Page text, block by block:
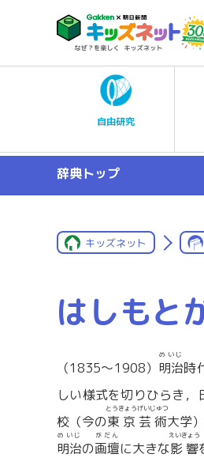
自由研究
辞典トップ
キッズネット
はしもと
（1835〜1908） 明治
めいじ
時
しい様式を切りひらき，
校（今の東京芸術
とうきょうげいじゅつ
大学
明治
めいじ
の画壇
がだん
に大きな影響
えいきょう